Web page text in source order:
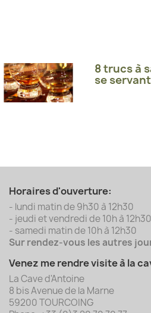
8 trucs à
se
Horaires d'ouverture:
- lundi matin de 9h30 à 12h30
- jeudi et vendredi de 10h à
- samedi matin de 10h à 12h30
Sur rendez-vous les autres
Venez me rendre visite à la
La Cave d'Antoine
8 bis Avenue de la Marne
59200 TOURCOING